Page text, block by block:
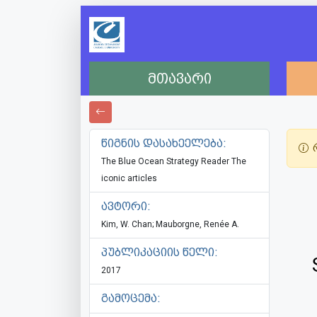
მთავარი
წიგნის დასახეელება:
The Blue Ocean Strategy Reader The
iconic articles
ავტორი:
Kim, W. Chan; Mauborgne, Renée A.
პუბლიკაციის წელი:
2017
გამოცემა: